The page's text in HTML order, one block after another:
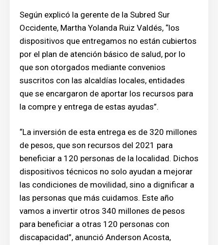
Según explicó la gerente de la Subred Sur
Occidente, Martha Yolanda Ruiz Valdés, “los
dispositivos que entregamos no están cubiertos
por el plan de atención básico de salud, por lo
que son otorgados mediante convenios
suscritos con las alcaldías locales, entidades
que se encargaron de aportar los recursos para
la compre y entrega de estas ayudas”.
“La inversión de esta entrega es de 320 millones
de pesos, que son recursos del 2021 para
beneficiar a 120 personas de la localidad. Dichos
dispositivos técnicos no solo ayudan a mejorar
las condiciones de movilidad, sino a dignificar a
las personas que más cuidamos. Este año
vamos a invertir otros 340 millones de pesos
para beneficiar a otras 120 personas con
discapacidad”, anunció Anderson Acosta,